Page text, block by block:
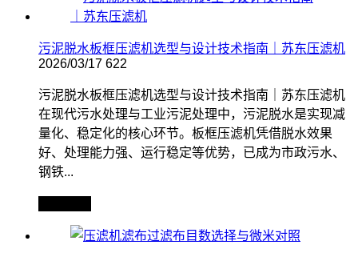
污泥脱水板框压滤机选型与设计技术指南｜苏东压滤机
2026/03/17 622
污泥脱水板框压滤机选型与设计技术指南｜苏东压滤机
在现代污水处理与工业污泥处理中，污泥脱水是实现减
量化、稳定化的核心环节。板框压滤机凭借脱水效果
好、处理能力强、运行稳定等优势，已成为市政污水、
钢铁...